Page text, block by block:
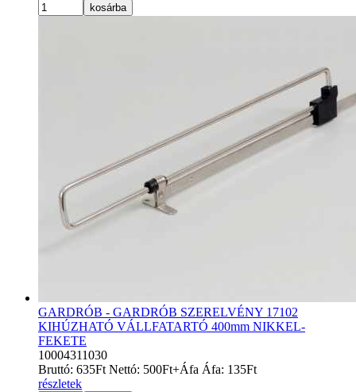
kosárba
GARDRÓB - GARDRÓB SZERELVÉNY 17102
KIHÚZHATÓ VÁLLFATARTÓ 400mm NIKKEL-
FEKETE
10004311030
Bruttó: 635Ft Nettó: 500Ft+Áfa Áfa: 135Ft
részletek